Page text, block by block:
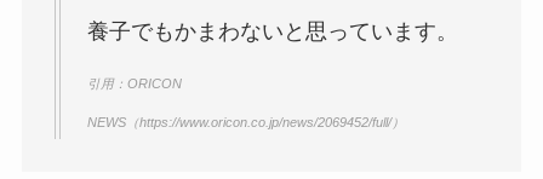
養子でもかまわないと思っています。
引用：ORICON
NEWS（https://www.oricon.co.jp/news/2069452/full/）